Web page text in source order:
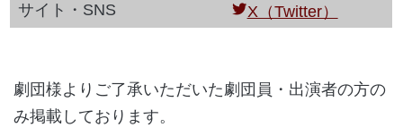
サイト・SNS
X（Twitter）
劇団様よりご了承いただいた劇団員・出演者の方の
み掲載しております。